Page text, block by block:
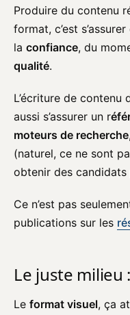
Produire du contenu
format, c’est
la confiance, du
qualité.
L’écriture de contenu
aussi s’assurer un r
moteurs de recherche
(naturel, ce ne sont
obtenir des
Ce n’est pas
publications sur les
Le juste milieu
Le format visuel, ça